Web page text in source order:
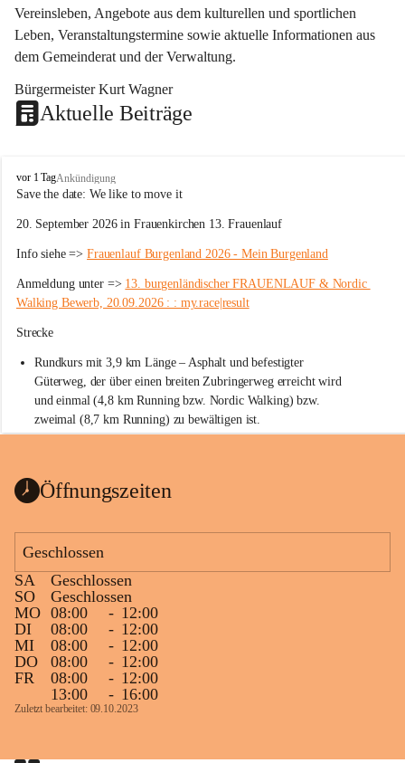
Vereinsleben, Angebote aus dem kulturellen und sportlichen
Leben, Veranstaltungstermine sowie aktuelle Informationen aus
dem Gemeinderat und der Verwaltung.
Bürgermeister Kurt Wagner
Aktuelle Beiträge
W
ö
t
r
b
e
r
g
vor 1 TagAnkündigung
Save the date: We like to move it
20. September 2026 in Frauenkirchen 13. Frauenlauf
Info siehe => Frauenlauf Burgenland 2026 - Mein Burgenland
Anmeldung unter => 13. burgenländischer FRAUENLAUF & Nordic
Walking Bewerb, 20.09.2026 : : my.race|result
Strecke
Rundkurs mit 3,9 km Länge – Asphalt und befestigter
Güterweg, der über einen breiten Zubringerweg erreicht wird
und einmal (4,8 km Running bzw. Nordic Walking) bzw.
zweimal (8,7 km Running) zu bewältigen ist.
Parkplatz auf der Rückseite der St. Martins Therme & Lodge
Zielgelände mit Verpflegungstruck
Ablauf
Samstag, 19.9.
13 bis 15 Uhr Startnummernausgabe, im Seminarraum der St.
Martins Therme & Lodge Frauenkirchen (vom Parkplatz hinter
der Therme zugänglich)
Sonntag, 20.9.
Öffnungszeiten
Geschlossen
SA
Geschlossen
SO
Geschlossen
MO 08:00 - 12:00
DI
08:00 - 12:00
MI
08:00 - 12:00
DO
08:00 - 12:00
FR
08:00 - 12:00
13:00
- 16:00
Zuletzt bearbeitet: 09.10.2023